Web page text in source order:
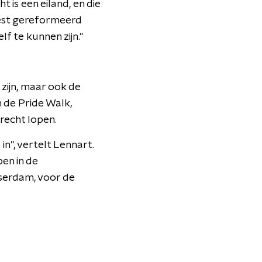
is een eiland, en die
gereformeerd
te kunnen zijn."
maar ook de
de Pride Walk,
lopen.
in", vertelt Lennart.
in de
voor de